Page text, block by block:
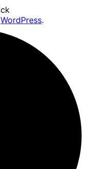
WordPress.